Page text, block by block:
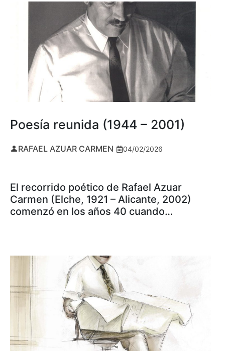
Poesía reunida (1944 – 2001)
RAFAEL AZUAR CARMEN 04/02/2026
El recorrido poético de Rafael Azuar
Carmen (Elche, 1921 – Alicante, 2002)
comenzó en los años 40 cuando…